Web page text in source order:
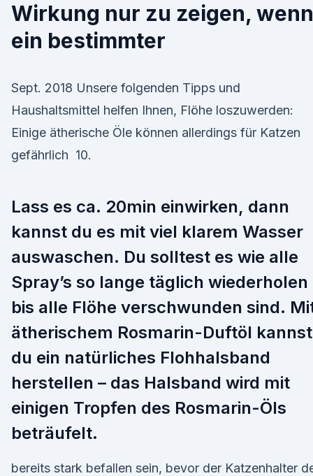
Wirkung nur zu zeigen, wenn
ein bestimmter
Sept. 2018 Unsere folgenden Tipps und
Haushaltsmittel helfen Ihnen, Flöhe loszuwerden:
Einige ätherische Öle können allerdings für Katzen
gefährlich 10.
Lass es ca. 20min einwirken, dann
kannst du es mit viel klarem Wasser
auswaschen. Du solltest es wie alle
Spray’s so lange täglich wiederholen
bis alle Flöhe verschwunden sind.
ätherischem Rosmarin-Duftöl kannst
du ein natürliches Flohhalsband
herstellen – das Halsband wird mit
einigen Tropfen des Rosmarin-Öls
beträufelt.
bereits stark befallen sein, bevor der Katzenhalter